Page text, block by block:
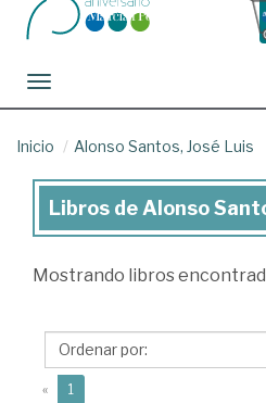
Toggle navigation
Inicio Alonso Santos, José Luis
Libros
Alonso
José
Luis
Libros de Alonso
Mostrando libros
« 1